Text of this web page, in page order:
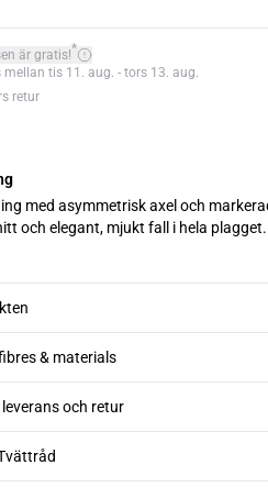
är gratis!*
mellan tis 11. aug. - tors 13. aug.
retur
med asymmetrisk axel och
och elegant, mjukt fall i hela plagget.
& materials
och retur